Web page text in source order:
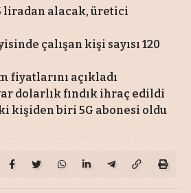
liradan alacak, üretici
çalışan kişi sayısı 120
fiyatlarını açıkladı
dolarlık fındık ihraç edildi
kişiden biri 5G abonesi oldu